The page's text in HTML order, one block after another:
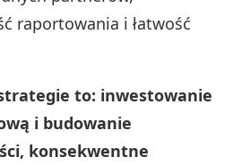
raportowania i łatwość
to: inwestowanie
i budowanie
konsekwentne